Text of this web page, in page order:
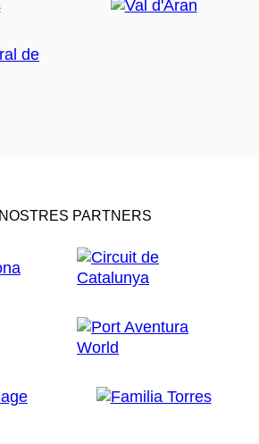
PARTNERS